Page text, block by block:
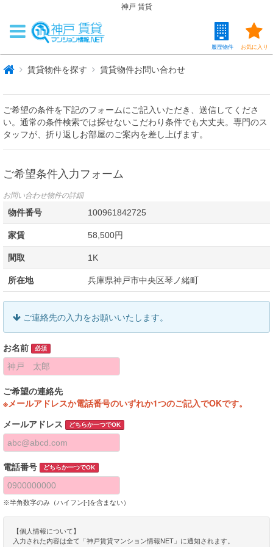
神戸 賃貸
お気に入り
履歴物件
賃貸物件を探す 賃貸物件お問い合わせ
ご希望の条件を下記のフォームにご記入いただき、送信してくださ
い。通常の条件検索では探せないこだわり条件でも大丈夫。専門のス
タッフが、折り返しお部屋のご案内を差し上げます。
ご希望条件入力フォーム
お問い合わせ物件の詳細
物件番号 100961842725
家賃 58,500円
間取 1K
所在地 兵庫県神戸市中央区琴ノ緒町
ご連絡先の入力をお願いいたします。
お名前 必須
ご希望の連絡先
※メールアドレスか電話番号のいずれか1つのご記入でOKです。
メールアドレス どちらか一つでOK
電話番号 どちらか一つでOK
※半角数字のみ（ハイフン[-]を含まない）
【個人情報について】
入力された内容は全て「神戸賃貸マンション情報NET」に通知されます。